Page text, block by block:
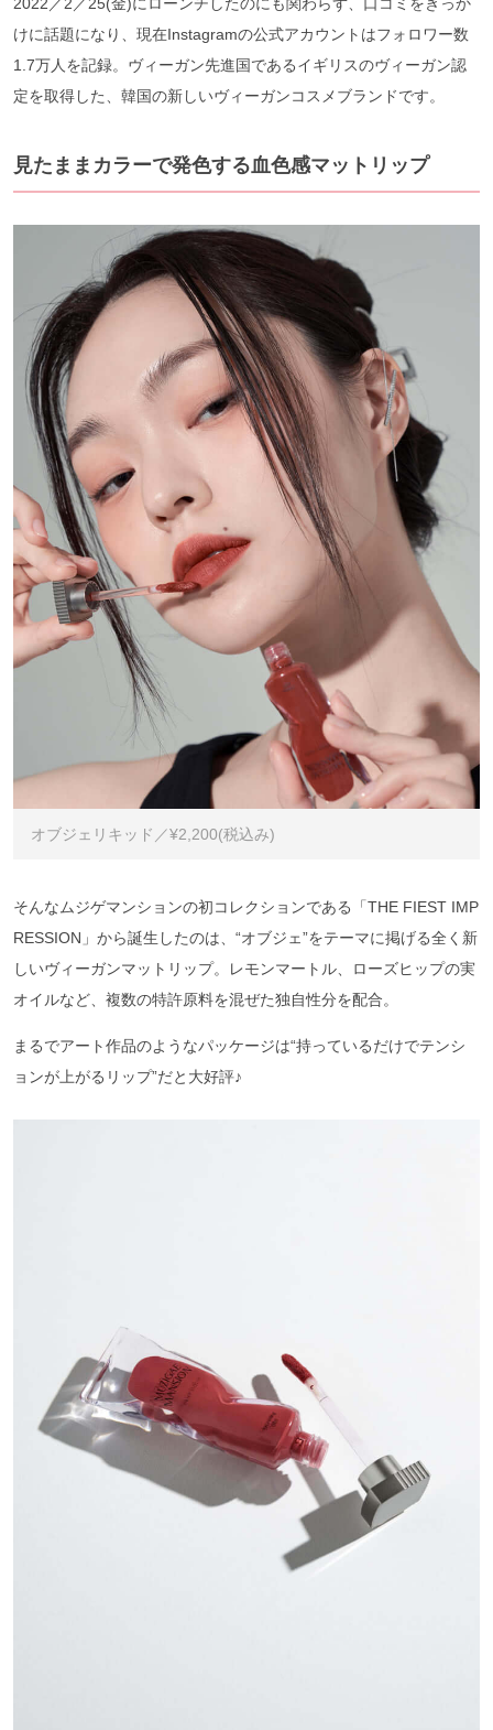
2022／2／25(金)にローンチしたのにも関わらず、口コミをきっか
けに話題になり、現在Instagramの公式アカウントはフォロワー数
1.7万人を記録。ヴィーガン先進国であるイギリスのヴィーガン認
定を取得した、韓国の新しいヴィーガンコスメブランドです。
見たままカラーで発色する血色感マットリップ
オブジェリキッド／¥2,200(税込み)
そんなムジゲマンションの初コレクションである「THE FIEST IMP
RESSION」から誕生したのは、“オブジェ”をテーマに掲げる全く新
しいヴィーガンマットリップ。レモンマートル、ローズヒップの実
オイルなど、複数の特許原料を混ぜた独自性分を配合。
まるでアート作品のようなパッケージは“持っているだけでテンシ
ョンが上がるリップ”だと大好評♪